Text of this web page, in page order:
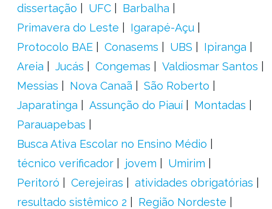
dissertação
UFC
Barbalha
Primavera do Leste
Igarapé-Açu
Protocolo BAE
Conasems UBS
Ipiranga
Areia
Jucás Congemas
Valdiosmar Santos
Messias
Nova Canaã
São Roberto
Japaratinga
Assunção do Piauí
Montadas
Parauapebas
Busca Ativa Escolar no Ensino Médio
técnico verificador
jovem
Umirim
Peritoró
Cerejeiras
atividades obrigatórias
resultado sistêmico 2
Região Nordeste